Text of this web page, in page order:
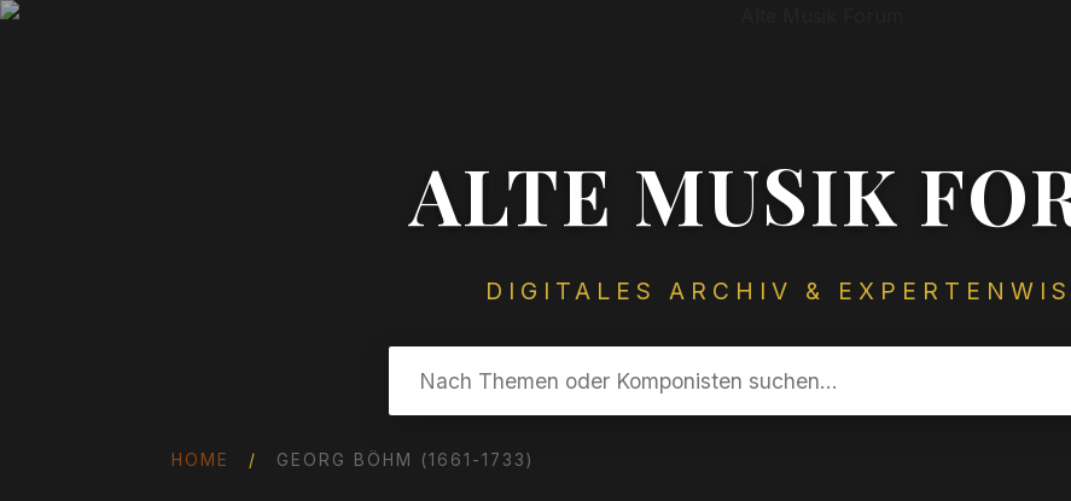
ALTE MUSIK
DIGITALES ARCHIV &
HOME / GEORG BÖHM (1661-1733)